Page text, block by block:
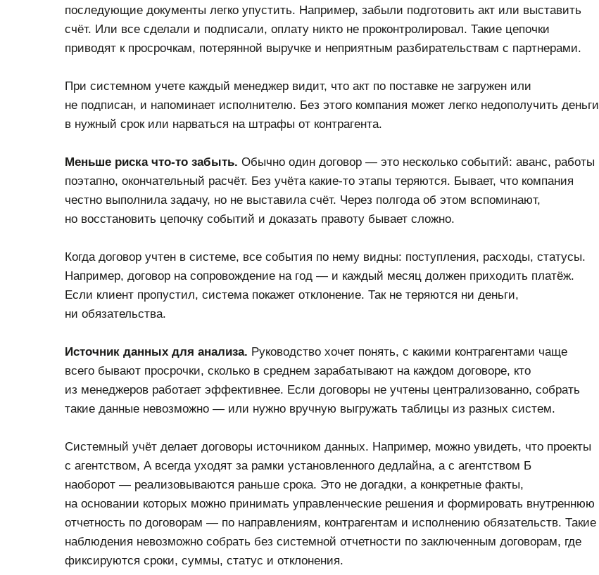
последующие документы легко упустить. Например, забыли подготовить акт или выставить
счёт. Или все сделали и подписали, оплату никто не проконтролировал. Такие цепочки
приводят к просрочкам, потерянной выручке и неприятным разбирательствам с партнерами.
При системном учете каждый менеджер видит, что акт по поставке не загружен или
не подписан, и напоминает исполнителю. Без этого компания может легко недополучить деньги
в нужный срок или нарваться на штрафы от контрагента.
Меньше риска что-то забыть. Обычно один договор — это несколько событий: аванс, работы
поэтапно, окончательный расчёт. Без учёта какие-то этапы теряются. Бывает, что компания
честно выполнила задачу, но не выставила счёт. Через полгода об этом вспоминают,
но восстановить цепочку событий и доказать правоту бывает сложно.
Когда договор учтен в системе, все события по нему видны: поступления, расходы, статусы.
Например, договор на сопровождение на год — и каждый месяц должен приходить платёж.
Если клиент пропустил, система покажет отклонение. Так не теряются ни деньги,
ни обязательства.
Источник данных для анализа. Руководство хочет понять, с какими контрагентами чаще
всего бывают просрочки, сколько в среднем зарабатывают на каждом договоре, кто
из менеджеров работает эффективнее. Если договоры не учтены централизованно, собрать
такие данные невозможно — или нужно вручную выгружать таблицы из разных систем.
Системный учёт делает договоры источником данных. Например, можно увидеть, что проекты
с агентством, А всегда уходят за рамки установленного дедлайна, а с агентством Б
наоборот — реализовываются раньше срока. Это не догадки, а конкретные факты,
на основании которых можно принимать управленческие решения и формировать внутреннюю
отчетность по договорам — по направлениям, контрагентам и исполнению обязательств. Такие
наблюдения невозможно собрать без системной отчетности по заключенным договорам, где
фиксируются сроки, суммы, статус и отклонения.